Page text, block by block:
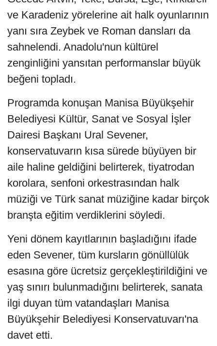
ve Karadeniz yörelerine ait halk oyunlarının
yanı sıra Zeybek ve Roman dansları da
sahnelendi. Anadolu'nun kültürel
zenginliğini yansıtan performanslar büyük
beğeni topladı.
Programda konuşan Manisa Büyükşehir
Belediyesi Kültür, Sanat ve Sosyal İşler
Dairesi Başkanı Ural Sevener,
konservatuvarın kısa sürede büyüyen bir
aile haline geldiğini belirterek, tiyatrodan
korolara, senfoni orkestrasından halk
müziği ve Türk sanat müziğine kadar birçok
branşta eğitim verdiklerini söyledi.
Yeni dönem kayıtlarının başladığını ifade
eden Sevener, tüm kursların gönüllülük
esasına göre ücretsiz gerçekleştirildiğini ve
yaş sınırı bulunmadığını belirterek, sanata
ilgi duyan tüm vatandaşları Manisa
Büyükşehir Belediyesi Konservatuvarı'na
davet etti.